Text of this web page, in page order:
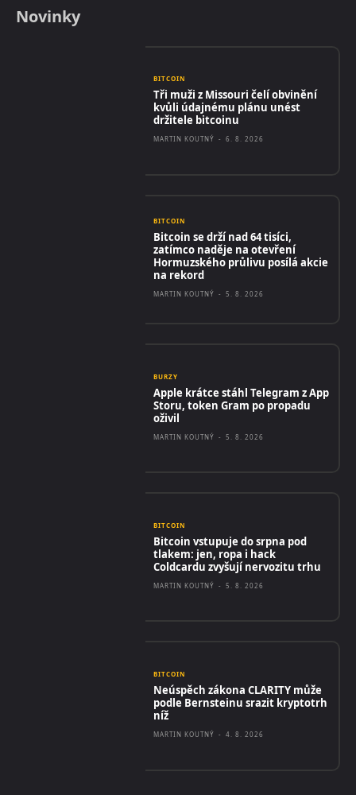
Novinky
BITCOIN
Tři muži z Missouri čelí obvinění
kvůli údajnému plánu unést
držitele bitcoinu
MARTIN KOUTNÝ - 6. 8. 2026
BITCOIN
Bitcoin se drží nad 64 tisíci,
zatímco naděje na otevření
Hormuzského průlivu posílá akcie
na rekord
MARTIN KOUTNÝ - 5. 8. 2026
BURZY
Apple krátce stáhl Telegram z App
Storu, token Gram po propadu
oživil
MARTIN KOUTNÝ - 5. 8. 2026
BITCOIN
Bitcoin vstupuje do srpna pod
tlakem: jen, ropa i hack
Coldcardu zvyšují nervozitu trhu
MARTIN KOUTNÝ - 5. 8. 2026
BITCOIN
Neúspěch zákona CLARITY může
podle Bernsteinu srazit kryptotrh
níž
MARTIN KOUTNÝ - 4. 8. 2026